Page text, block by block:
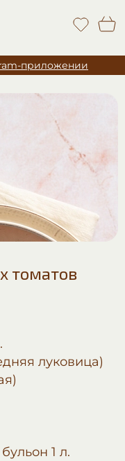
приложении
томатов
луковица)
1 л.